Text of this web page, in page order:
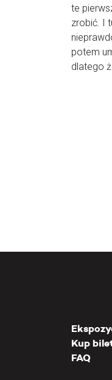
te
zrobić. I
potem
dlatego
Kup
FAQ